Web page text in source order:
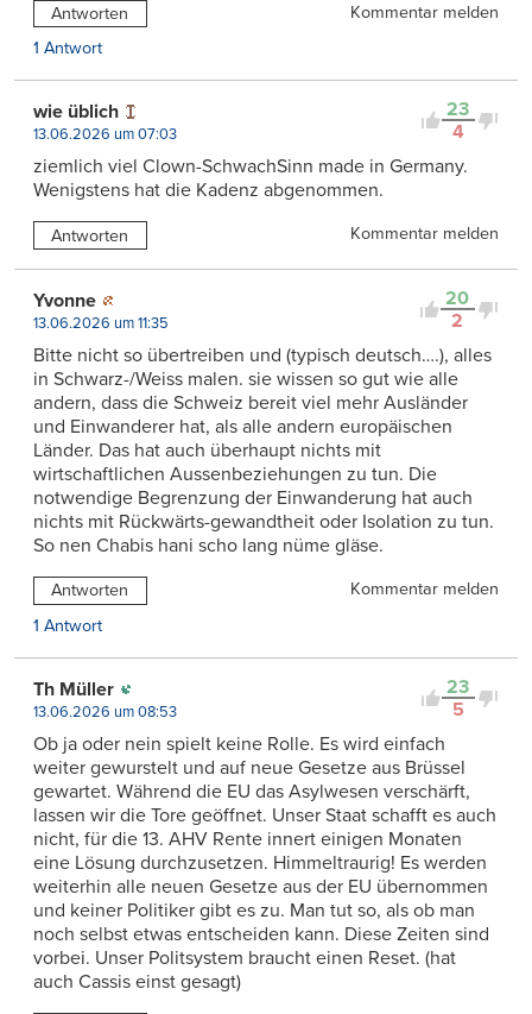
Antworten
Kommentar melden
1 Antwort
23
4
wie üblich
13.06.2026 um 07:03
ziemlich viel Clown-SchwachSinn made in Germany.
Wenigstens hat die Kadenz abgenommen.
Antworten Kommentar melden
20
2
Yvonne
13.06.2026 um 11:35
Bitte nicht so übertreiben und (typisch deutsch….), alles
in Schwarz-/Weiss malen. sie wissen so gut wie alle
andern, dass die Schweiz bereit viel mehr Ausländer
und Einwanderer hat, als alle andern europäischen
Länder. Das hat auch überhaupt nichts mit
wirtschaftlichen Aussenbeziehungen zu tun. Die
notwendige Begrenzung der Einwanderung hat auch
nichts mit Rückwärts-gewandtheit oder Isolation zu tun.
So nen Chabis hani scho lang nüme gläse.
Antworten
Kommentar melden
1 Antwort
23
5
Th Müller
13.06.2026 um 08:53
Ob ja oder nein spielt keine Rolle. Es wird einfach
weiter gewurstelt und auf neue Gesetze aus Brüssel
gewartet. Während die EU das Asylwesen verschärft,
lassen wir die Tore geöffnet. Unser Staat schafft es auch
nicht, für die 13. AHV Rente innert einigen Monaten
eine Lösung durchzusetzen. Himmeltraurig! Es werden
weiterhin alle neuen Gesetze aus der EU übernommen
und keiner Politiker gibt es zu. Man tut so, als ob man
noch selbst etwas entscheiden kann. Diese Zeiten sind
vorbei. Unser Politsystem braucht einen Reset. (hat
auch Cassis einst gesagt)